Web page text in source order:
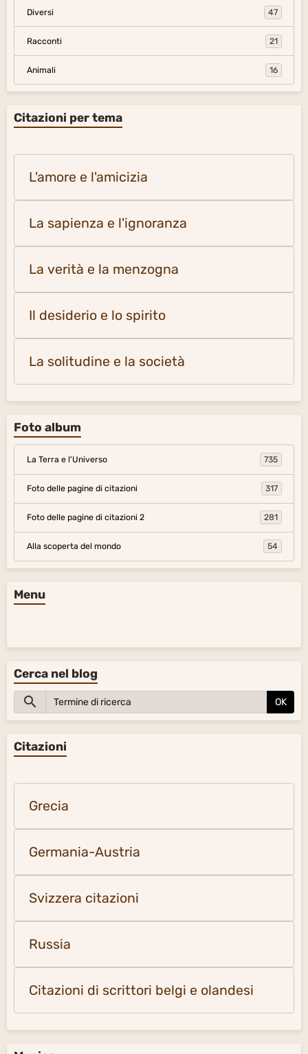
Diversi 47
Racconti 21
Animali 16
Citazioni per tema
L'amore e l'amicizia
La sapienza e l'ignoranza
La verità e la menzogna
Il desiderio e lo spirito
La solitudine e la società
Foto album
La Terra e l'Universo 735
Foto delle pagine di citazioni 317
Foto delle pagine di citazioni 2 281
Alla scoperta del mondo 54
Menu
Cerca nel blog
OK
Citazioni
Grecia
Germania-Austria
Svizzera citazioni
Russia
Citazioni di scrittori belgi e olandesi